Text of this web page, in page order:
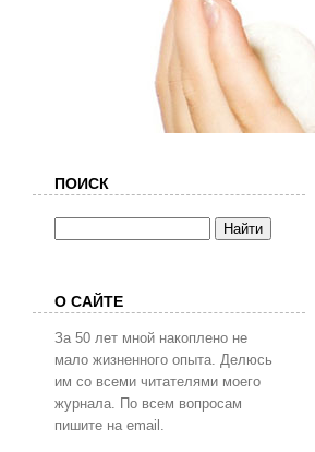
ПОИСК
О САЙТЕ
За 50 лет мной накоплено не
мало жизненного опыта. Делюсь
им со всеми читателями моего
журнала. По всем вопросам
пишите на email.